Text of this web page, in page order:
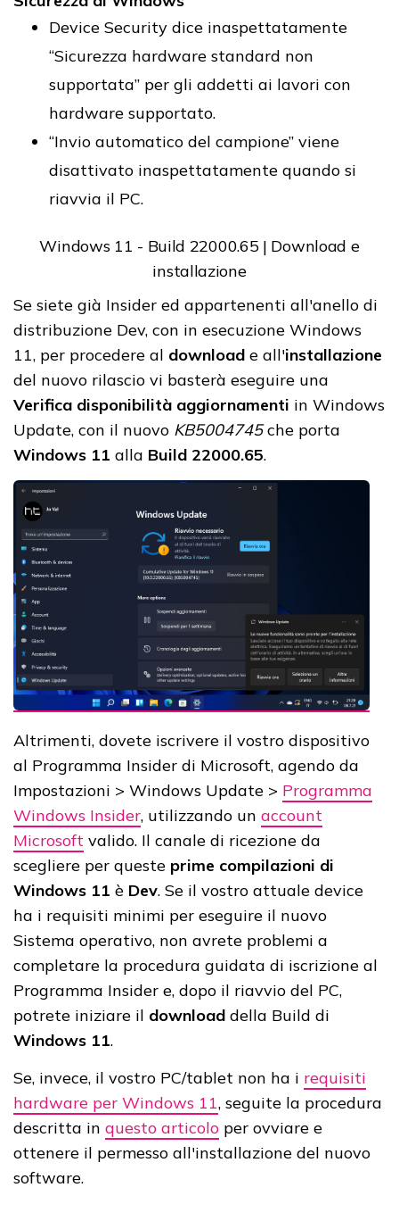
Device Security dice inaspettatamente
“Sicurezza hardware standard non
supportata” per gli addetti ai lavori con
hardware supportato.
“Invio automatico del campione” viene
disattivato inaspettatamente quando si
riavvia il PC.
Windows 11 - Build 22000.65 | Download e
installazione
Se siete già Insider ed appartenenti all'anello di
distribuzione Dev, con in esecuzione Windows
11, per procedere al download e all'installazione
del nuovo rilascio vi basterà eseguire una
Verifica disponibilità aggiornamenti in Windows
Update, con il nuovo KB5004745che porta
Windows 11 alla Build 22000.65.
Altrimenti, dovete iscrivere il vostro dispositivo
al Programma Insider di Microsoft, agendo da
Impostazioni > Windows Update > Programma
Windows Insider, utilizzando un account
Microsoft valido. Il canale di ricezione da
scegliere per queste prime compilazioni di
Windows 11 è Dev. Se il vostro attuale device
ha i requisiti minimi per eseguire il nuovo
Sistema operativo, non avrete problemi a
completare la procedura guidata di iscrizione al
Programma Insider e, dopo il riavvio del PC,
potrete iniziare il download della Build di
Windows 11.
Se, invece, il vostro PC/tablet non ha i requisiti
hardware per Windows 11, seguite la procedura
descritta in questo articolo per ovviare e
ottenere il permesso all'installazione del nuovo
software.